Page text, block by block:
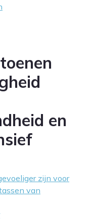
en
zijn voor
van